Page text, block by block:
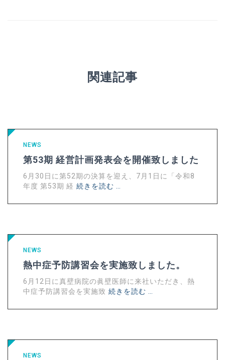
関連記事
NEWS
第53期 経営計画発表会を開催致しました
6月30日に第52期の決算を迎え、7月1日に「令和8
年度 第53期 経 続きを読む …
NEWS
熱中症予防講習会を実施致しました。
6月12日に真壁病院の眞壁医師に来社いただき、熱
中症予防講習会を実施致 続きを読む …
NEWS